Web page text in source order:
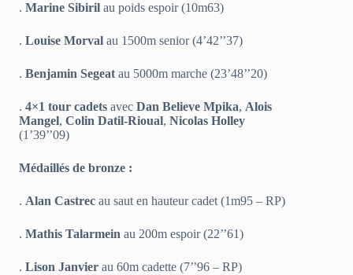
. Marine Sibiril au poids espoir (10m63)
. Louise Morval au 1500m senior (4’42’’37)
. Benjamin Segeat au 5000m marche (23’48’’20)
. 4×1 tour cadets avec Dan Believe Mpika, Alois
Mangel, Colin Datil-Rioual, Nicolas Holley
(1’39’’09)
Médaillés de bronze :
. Alan Castrec au saut en hauteur cadet (1m95 – RP)
. Mathis Talarmein au 200m espoir (22’’61)
. Lison Janvier au 60m cadette (7’’96 – RP)